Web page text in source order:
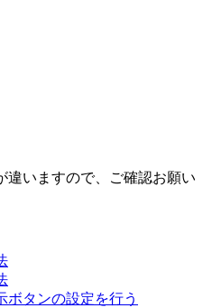
違いますので、ご確認お願い
ボタンの設定を行う